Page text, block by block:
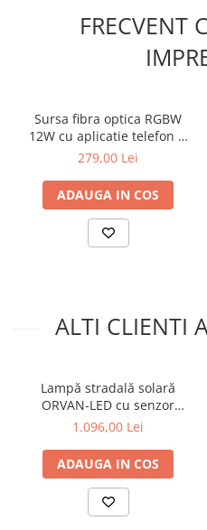
FRECVENT
Sursa fibra optica RGBW
12W cu aplicatie telefon si
telecomanda RF
279,00 Lei
ADAUGA IN COS
ALTI CLIENTI
Lampă stradală solară
ORVAN-LED cu senzor
inteligent 40W 4.000K IP65
1.096,00 Lei
ADAUGA IN COS